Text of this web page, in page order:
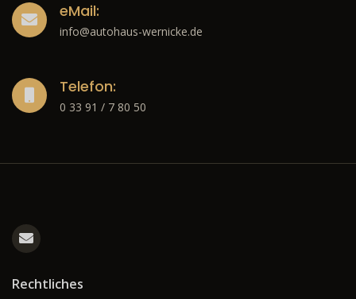
eMail:
info@autohaus-wernicke.de
Telefon:
0 33 91 / 7 80 50
Rechtliches